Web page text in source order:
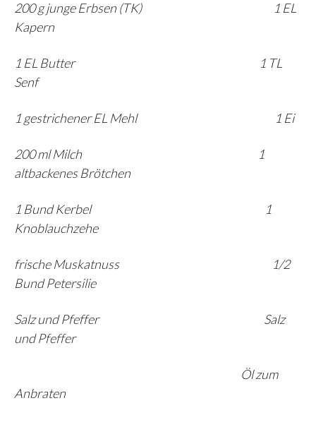
200 g junge Erbsen (TK) 1 EL
Kapern
1 EL Butter 1 TL
Senf
1 gestrichener EL Mehl 1 Ei
200 ml Milch 1
altbackenes Brötchen
1 Bund Kerbel 1
Knoblauchzehe
frische Muskatnuss 1/2
Bund Petersilie
Salz und Pfeffer Salz
und Pfeffer
Öl zum
Anbraten